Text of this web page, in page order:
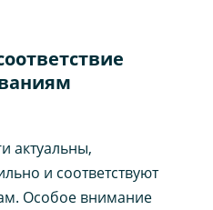
актуальны,
и соответствуют
Особое внимание